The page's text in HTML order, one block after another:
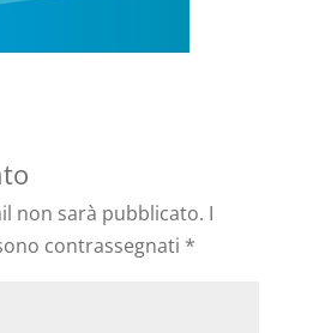
non sarà pubblicato. I
contrassegnati *